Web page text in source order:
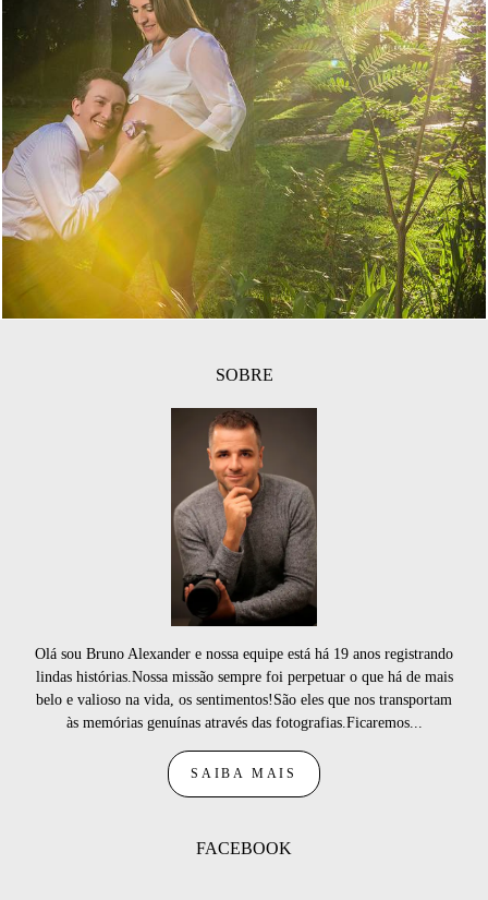
71
SOBRE
Olá sou Bruno Alexander e nossa equipe está há 19 anos registrando
lindas histórias.Nossa missão sempre foi perpetuar o que há de mais
belo e valioso na vida, os sentimentos!São eles que nos transportam
às memórias genuínas através das fotografias.Ficaremos...
SAIBA MAIS
FACEBOOK